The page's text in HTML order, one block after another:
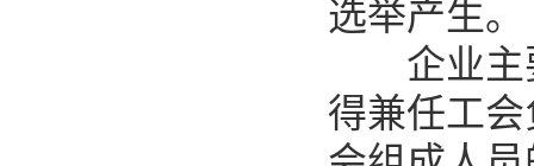
选举产生。
企业主要
得兼任工